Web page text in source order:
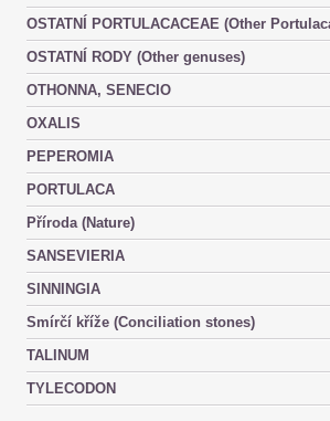
OSTATNÍ PORTULACACEAE (Other
OSTATNÍ RODY (Other genuses)
OTHONNA, SENECIO
OXALIS
PEPEROMIA
PORTULACA
Příroda (Nature)
SANSEVIERIA
SINNINGIA
Smírčí kříže (Conciliation stones)
TALINUM
TYLECODON